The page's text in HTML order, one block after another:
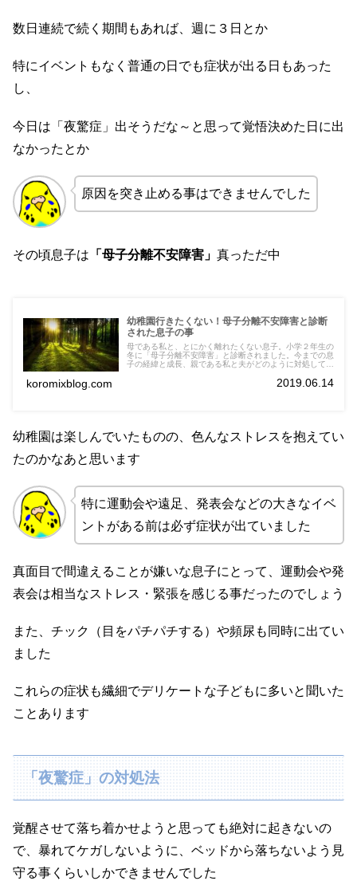
数日連続で続く期間もあれば、週に３日とか
特にイベントもなく普通の日でも症状が出る日もあった
し、
今日は「夜驚症」出そうだな～と思って覚悟決めた日に出
なかったとか
原因を突き止める事はできませんでした
その頃息子は 「母子分離不安障害」 真っただ中
幼稚園行きたくない！母子分離不安障害と診断
された息子の事
母である私と、とにかく離れたくない息子。小学２年生の
冬に「母子分離不安障害」と診断されました。今までの息
子の経緯と成長、親である私と夫がどのように対処してき
koromixblog.com 2019.06.14
幼稚園は楽しんでいたものの、色んなストレスを抱えてい
たのかなあと思います
特に運動会や遠足、発表会などの大きなイベ
ントがある前は必ず症状が出ていました
真面目で間違えることが嫌いな息子にとって、運動会や発
表会は相当なストレス・緊張を感じる事だったのでしょう
また、チック（目をパチパチする）や頻尿も同時に出てい
ました
これらの症状も繊細でデリケートな子どもに多いと聞いた
ことあります
「夜驚症」の対処法
覚醒させて落ち着かせようと思っても絶対に起きないの
で、暴れてケガしないように、ベッドから落ちないよう見
守る事くらいしかできませんでした